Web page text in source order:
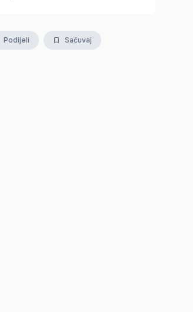
Podijeli Sačuvaj